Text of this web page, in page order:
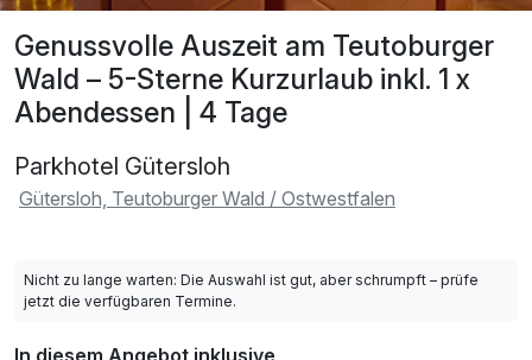
Genussvolle Auszeit am Teutoburger
Wald – 5-Sterne Kurzurlaub inkl. 1 x
Abendessen | 4 Tage
Parkhotel Gütersloh
Gütersloh, Teutoburger Wald / Ostwestfalen
Nicht zu lange warten: Die Auswahl ist gut, aber schrumpft – prüfe
jetzt die verfügbaren Termine.
In diesem Angebot inklusive